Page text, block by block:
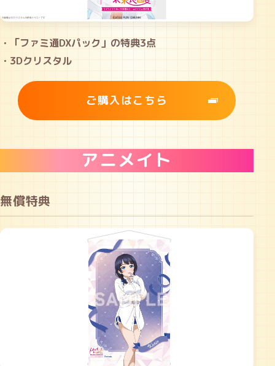
・「ファミ通DXパック」の特典3点
・3Dクリスタル
ご購入はこちら
アニメイト
無償特典